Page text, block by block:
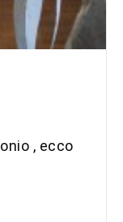
, ecco